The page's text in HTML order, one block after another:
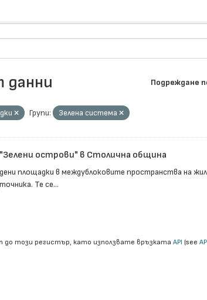
Подреждане
данни
Групи: Зелена система
острови" в Столична община
площадки в междублоковите пространства на
Те се...
този регистър, като използвате връзката API (see